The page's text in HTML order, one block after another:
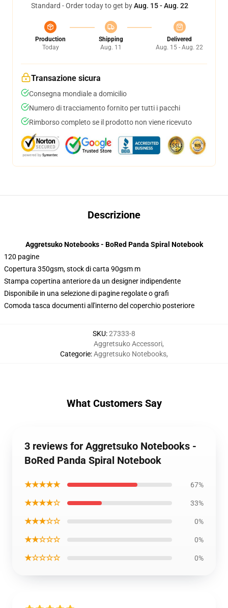
Standard - Order today to get byAug. 15 - Aug. 22
Production
Today
Shipping
Aug. 11
Delivered
Aug. 15 - Aug. 22
Transazione sicura
Consegna mondiale a domicilio
Numero di tracciamento fornito per tutti i pacchi
Rimborso completo se il prodotto non viene ricevuto
Descrizione
Aggretsuko Notebooks - BoRed Panda Spiral Notebook
120 pagine
Copertura 350gsm, stock di carta 90gsm m
Stampa copertina anteriore da un designer indipendente
Disponibile in una selezione di pagine regolate o grafi
Comoda tasca documenti all'interno del coperchio posteriore
SKU:27333-8
Categorie:
Aggretsuko Accessori,
Aggretsuko Notebooks,
What Customers Say
3 reviews for Aggretsuko Notebooks -
BoRed Panda Spiral Notebook
★★★★★ 67%
★★★★☆ 33%
★★★☆☆ 0%
★★☆☆☆ 0%
★☆☆☆☆ 0%